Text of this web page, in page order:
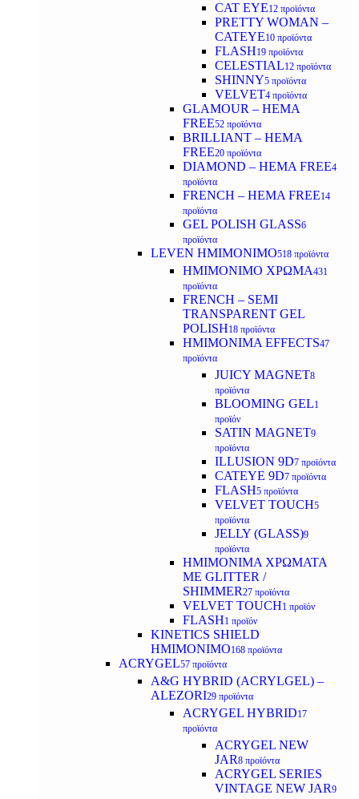
CAT EYE12 προϊόντα
PRETTY WOMAN –
CATEYE10 προϊόντα
FLASH19 προϊόντα
CELESTIAL12 προϊόντα
SHINNY5 προϊόντα
VELVET4 προϊόντα
GLAMOUR – HEMA
FREE52 προϊόντα
BRILLIANT – HEMA
FREE20 προϊόντα
DIAMOND – HEMA FREE4
προϊόντα
FRENCH – HEMA FREE14
προϊόντα
GEL POLISH GLASS6
προϊόντα
LEVEN ΗΜΙΜΟΝΙΜΟ518 προϊόντα
ΗΜΙΜΟΝΙΜΟ ΧΡΩΜΑ431
προϊόντα
FRENCH – SEMI
TRANSPARENT GEL
POLISH18 προϊόντα
HMIMONIMA EFFECTS47
προϊόντα
JUICY MAGNET8
προϊόντα
BLOOMING GEL1
προϊόν
SATIN MAGNET9
προϊόντα
ILLUSION 9D7 προϊόντα
CATEYE 9D7 προϊόντα
FLASH5 προϊόντα
VELVET TOUCH5
προϊόντα
JELLY (GLASS)9
προϊόντα
ΗΜΙΜΟΝΙΜA ΧΡΩΜΑΤΑ
ΜΕ GLITTER /
SHIMMER27 προϊόντα
VELVET TOUCH1 προϊόν
FLASH1 προϊόν
KINETICS SHIELD
ΗΜΙΜΟΝΙΜΟ168 προϊόντα
ACRYGEL57 προϊόντα
A&G HYBRID (ACRYLGEL) –
ALEZORI29 προϊόντα
ACRYGEL HYBRID17
προϊόντα
ACRYGEL NEW
JAR8 προϊόντα
ACRYGEL SERIES
VINTAGE NEW JAR9